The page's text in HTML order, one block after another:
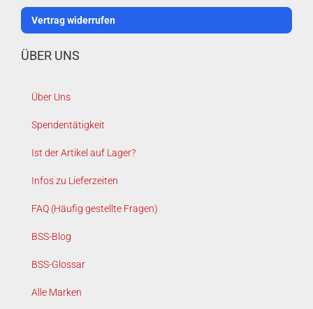
Vertrag widerrufen
ÜBER UNS
Über Uns
Spendentätigkeit
Ist der Artikel auf Lager?
Infos zu Lieferzeiten
FAQ (Häufig gestellte Fragen)
BSS-Blog
BSS-Glossar
Alle Marken